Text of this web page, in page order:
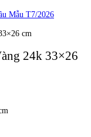
Mẫu T7/2026
cm
24k 33×26